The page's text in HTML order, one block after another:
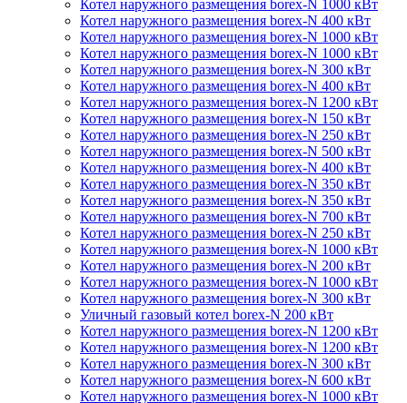
Котел наружного размещения borex-N 1000 кВт
Котел наружного размещения borex-N 400 кВт
Котел наружного размещения borex-N 1000 кВт
Котел наружного размещения borex-N 1000 кВт
Котел наружного размещения borex-N 300 кВт
Котел наружного размещения borex-N 400 кВт
Котел наружного размещения borex-N 1200 кВт
Котел наружного размещения borex-N 150 кВт
Котел наружного размещения borex-N 250 кВт
Котел наружного размещения borex-N 500 кВт
Котел наружного размещения borex-N 400 кВт
Котел наружного размещения borex-N 350 кВт
Котел наружного размещения borex-N 350 кВт
Котел наружного размещения borex-N 700 кВт
Котел наружного размещения borex-N 250 кВт
Котел наружного размещения borex-N 1000 кВт
Котел наружного размещения borex-N 200 кВт
Котел наружного размещения borex-N 1000 кВт
Котел наружного размещения borex-N 300 кВт
Уличный газовый котел borex-N 200 кВт
Котел наружного размещения borex-N 1200 кВт
Котел наружного размещения borex-N 1200 кВт
Котел наружного размещения borex-N 300 кВт
Котел наружного размещения borex-N 600 кВт
Котел наружного размещения borex-N 1000 кВт